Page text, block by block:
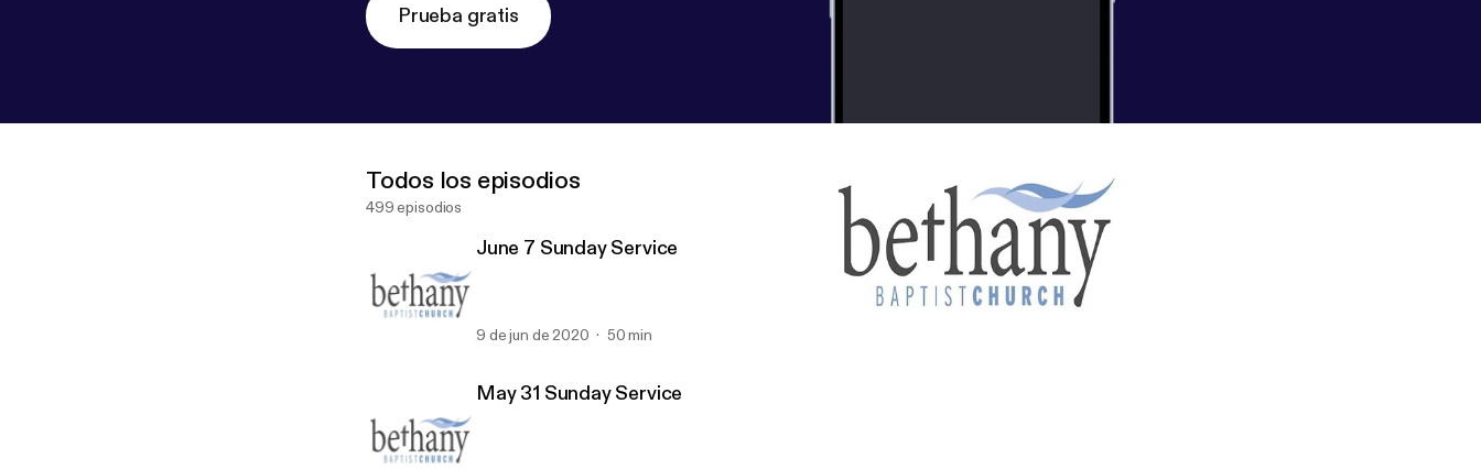
Prueba gratis
Todos los episodios
499 episodios
June 7 Sunday Service
9 de jun de 2020 50 min
May 31 Sunday Service